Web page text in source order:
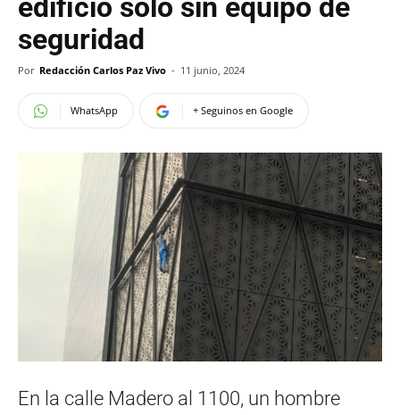
edificio solo sin equipo de
seguridad
Por Redacción Carlos Paz Vivo - 11 junio, 2024
WhatsApp + Seguinos en Google
En la calle Madero al 1100, un hombre